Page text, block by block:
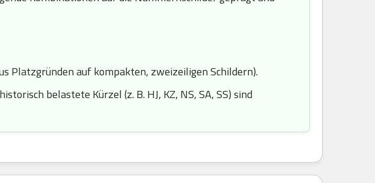
Platzgründen auf kompakten, zweizeiligen Schildern).
belastete Kürzel (z. B. HJ, KZ, NS, SA, SS) sind